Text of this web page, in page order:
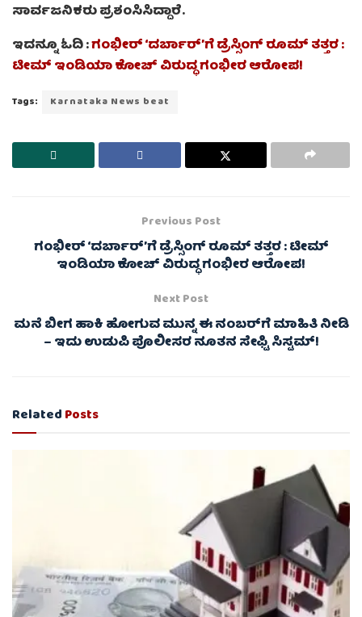
ಸಾರ್ವಜನಿಕರು ಪ್ರಶಂಸಿಸಿದ್ದಾರೆ.
ಇದನ್ನೂ ಓದಿ :ಗಂಭೀರ್ ‘ದರ್ಬಾರ್’ಗೆ ಡ್ರೆಸ್ಸಿಂಗ್ ರೂಮ್ ತತ್ತರ :
ಟೀಮ್ ಇಂಡಿಯಾ ಕೋಚ್ ವಿರುದ್ಧ ಗಂಭೀರ ಆರೋಪ!
Tags: Karnataka News beat
Previous Post
ಗಂಭೀರ್ ‘ದರ್ಬಾರ್’ಗೆ ಡ್ರೆಸ್ಸಿಂಗ್ ರೂಮ್ ತತ್ತರ : ಟೀಮ್
ಇಂಡಿಯಾ ಕೋಚ್ ವಿರುದ್ಧ ಗಂಭೀರ ಆರೋಪ!
Next Post
ಮನೆ ಬೀಗ ಹಾಕಿ ಹೋಗುವ ಮುನ್ನ ಈ ನಂಬರ್‌ಗೆ ಮಾಹಿತಿ ನೀಡಿ
– ಇದು ಉಡುಪಿ ಪೊಲೀಸರ ನೂತನ ಸೇಫ್ಟಿ ಸಿಸ್ಟಮ್!
RelatedPosts